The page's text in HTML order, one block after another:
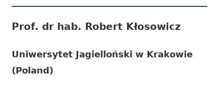
Prof. dr hab. Robert Kłosowicz
Uniwersytet Jagielloński w Krakowie
(Poland)